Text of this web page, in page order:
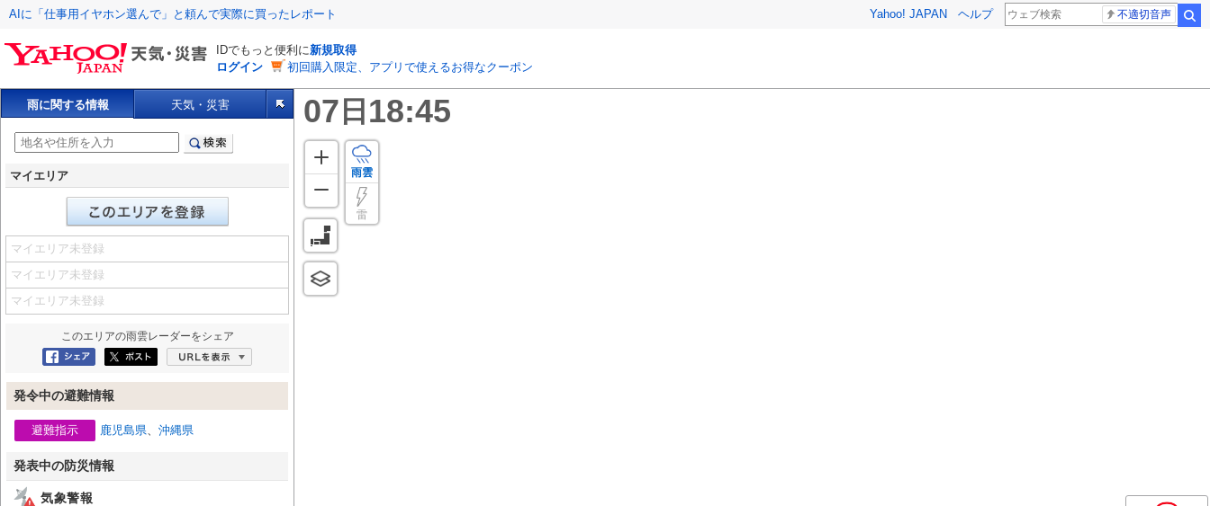
AIに「仕事用イヤホン選んで」と頼んで実際に買ったレポート Yahoo! JAPAN ヘルプ 不適切音声
IDでもっと便利に新規取得
ログイン
初回購入限定、アプリで使えるお得なクーポン
雨に関する情報 天気・災害
マイエリア
マイエリア未登録
マイエリア未登録
マイエリア未登録
このエリアの雨雲レーダーをシェア
Facebookにシェア
ポスト
発令中の避難情報
避難指示 鹿児島県、 沖縄県
発表中の防災情報
気象警報
雨雲
雷
07 日 18:45